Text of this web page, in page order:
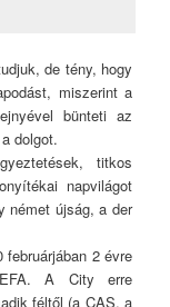
de tény, hogy
miszerint a
bünteti az
dolgot.
titkos
napvilágot
német újság, a der
februárjában 2 évre
A City erre
féltől (a CAS, a